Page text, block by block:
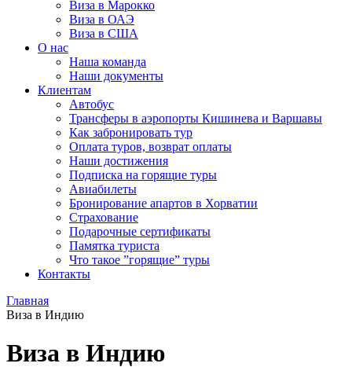
Виза в Марокко
Виза в ОАЭ
Виза в США
О нас
Наша команда
Наши документы
Клиентам
Автобус
Трансферы в аэропорты Кишинева и Варшавы
Как забронировать тур
Оплата туров, возврат оплаты
Наши достижения
Подписка на горящие туры
Авиабилеты
Бронирование апартов в Хорватии
Страхование
Подарочные сертификаты
Памятка туриста
Что такое ”горящие” туры
Контакты
Главная
Виза в Индию
Виза в Индию